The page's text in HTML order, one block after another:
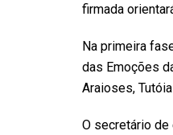
firmada
Na primeira
das Emoções
Araioses,
O secretário de